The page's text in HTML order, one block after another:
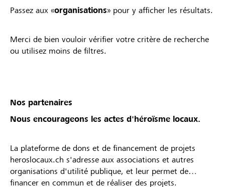
Passez aux «organisations» pour y afficher les résultats.
Merci de bien vouloir vérifier votre critère de recherche
ou utilisez moins de filtres.
Nos partenaires
Nous encourageons les actes d'héroïsme locaux.
La plateforme de dons et de financement de projets
heroslocaux.ch s'adresse aux associations et autres
organisations d'utilité publique, et leur permet de
financer en commun et de réaliser des projets.